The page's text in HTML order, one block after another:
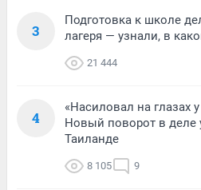
3
Подготовка к школе
лагеря — узнали, в
21 444
4
«Насиловал на глазах
Новый поворот в деле
Таиланде
8 105 9